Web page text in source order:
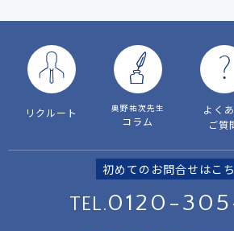
リクルート 奥野祐次先生
コラム
よく
ご質
初めてのお問合せはこち
TEL.0120-